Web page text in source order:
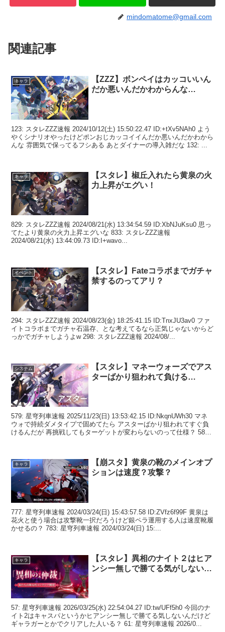
mindomatome@gmail.com
関連記事
キャラ
【ZZZ】ボンペイはカッコいいん
だか悪いんだかわからんな…
123: スタレZZZ速報 2024/10/12(土) 15:50:22.47 ID:+tXv5NAh0 よう
やくシナリオやったけどポンおじカッコイイんだか悪いんだかわから
んな 雰囲気で保ってるフシある あとダイナーの導入雑だな 132: ...
キャラ
【スタレ】椒丘入れたら黄泉の火
力上昇がエグい！
829: スタレZZZ速報 2024/08/21(水) 13:34:54.59 ID:XbNJuKsu0 思っ
てたより黄泉の火力上昇エグいな 833: スタレZZZ速報
2024/08/21(水) 13:44:09.73 ID:I+wavo...
イベント
【スタレ】Fateコラボまでガチャ
禁するのってアリ？
294: スタレZZZ速報 2024/08/23(金) 18:25:41.15 ID:TnxJU3av0 ファ
イトコラボまでガチャ石温存、とな考えてるなら正気じゃないからど
っかでガチャしようよw 298: スタレZZZ速報 2024/08/...
システム
【スタレ】マネーウォーズでアス
ターばかり狙われて負ける…
579: 星穹列車速報 2025/11/23(日) 13:53:42.15 ID:NkqnUWh30 マネ
ウォで持続ダメタイプで固めてたら アスターばかり狙われてすぐ負
けるんだが 再挑戦してもターゲットが変わらないのって仕様？ 580:
キャラ
【崩スタ】黄泉の靴のメインオプ
ションは速度？攻撃？
777: 星穹列車速報 2024/03/24(日) 15:43:57.58 ID:ZVfz6f99F 黄泉は
花火と使う場合は攻撃靴一択だろうけど銀ペラ運用する人は速度靴履
かせるの？ 783: 星穹列車速報 2024/03/24(日) 15:...
キャラ
【スタレ】異相のナイト２はヒア
ンシー無しで勝てる気がしない…
57: 星穹列車速報 2026/03/25(水) 22:54:04.27 ID:tw/UFf5h0 今回のナ
イト2はキャスパというかヒアンシー無しで勝てる気しないんだけど
ギャラガーとかでクリアした人いる？ 61: 星穹列車速報 2026/0...